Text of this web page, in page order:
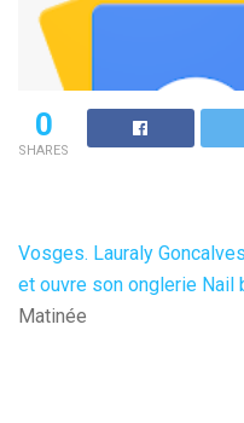
0
SHARES
Vosges. Lauraly
et ouvre son onglerie Nail
Matinée